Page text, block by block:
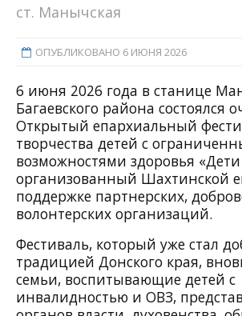
ст. Манычская
ОПУБЛИКОВАНО 6 ИЮНЯ 2026
6 июня 2026 года в станице
Багаевского района состоялся
Открытый епархиальный
творчества детей с
возможностями здоровья
организованный Шахтинской
поддержке партнерских,
волонтерских организаций.
Фестиваль, который уже стал
традицией Донского края,
семьи, воспитывающие детей с
инвалидностью и ОВЗ,